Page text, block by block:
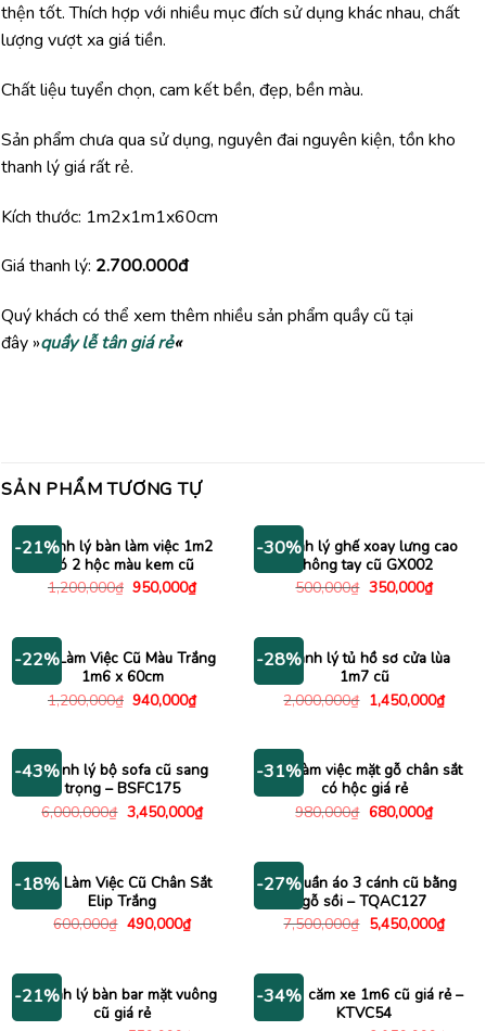
thện tốt. Thích hợp với nhiều mục đích sử dụng khác nhau, chất
lượng vượt xa giá tiền.
Chất liệu tuyển chọn, cam kết bền, đẹp, bền màu.
Sản phẩm chưa qua sử dụng, nguyên đai nguyên kiện, tồn kho
thanh lý giá rất rẻ.
Kích thước: 1m2x1m1x60cm
Giá thanh lý: 2.700.000đ
Quý khách có thể xem thêm nhiều sản phẩm quầy cũ tại
đây »quầy lễ tân giá rẻ«
SẢN PHẨM TƯƠNG TỰ
-21%
Thanh lý bàn làm việc 1m2
có 2 hộc màu kem cũ
1,200,000₫ Giá
950,000₫Giá
hiện
950,000₫.
-30%
Thanh lý ghế xoay lưng cao
không tay cũ GX002
500,000₫ Giá
350,000₫Giá
hiện
-22%
Bàn Làm Việc Cũ Màu Trắng
1m6 x 60cm
1,200,000₫ Giá
940,000₫Giá
hiện
940,000₫.
-28%Thanh lý tủ hồ sơ cửa lùa
1m7 cũ
2,000,000₫ Giá
gốc
1,450,000₫Giá
hiện
-43%Thanh lý bộ sofa cũ sang
trọng – BSFC175
6,000,000₫ Giá
gốc
3,450,000₫Giá
hiện
3,450,000₫.
-31%
Bàn làm việc mặt gỗ chân sắt
có hộc giá rẻ
980,000₫ Giá
680,000₫Giá
hiện
-18%
Bàn Làm Việc Cũ Chân Sắt
Elip Trắng
600,000₫ Giá
490,000₫Giá
hiện
490,000₫.
-27%
Tủ quần áo 3 cánh cũ bằng
gỗ sồi – TQAC127
7,500,000₫ Giá
gốc
5,450,000₫Giá
hiện
-21%
Thanh lý bàn bar mặt vuông
cũ giá rẻ
-34%
Kệ tivi căm xe 1m6 cũ giá rẻ –
KTVC54